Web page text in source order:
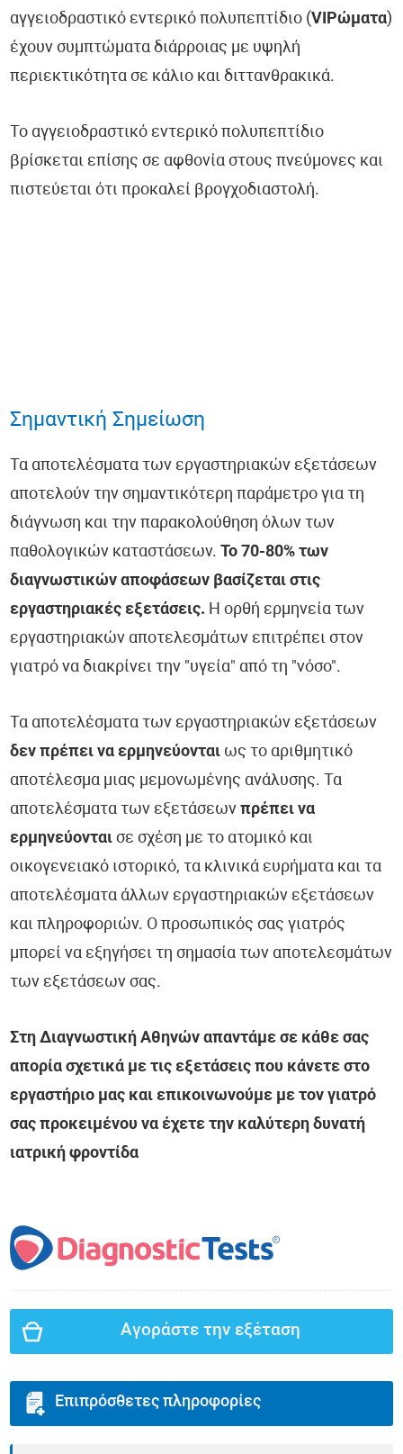
αγγειοδραστικό εντερικό πολυπεπτίδιο (VIPώματα)
έχουν συμπτώματα διάρροιας με υψηλή
περιεκτικότητα σε κάλιο και διττανθρακικά.
Το αγγειοδραστικό εντερικό πολυπεπτίδιο
βρίσκεται επίσης σε αφθονία στους πνεύμονες και
πιστεύεται ότι προκαλεί βρογχοδιαστολή.
Σημαντική Σημείωση
Τα αποτελέσματα των εργαστηριακών εξετάσεων
αποτελούν την σημαντικότερη παράμετρο για τη
διάγνωση και την παρακολούθηση όλων των
παθολογικών καταστάσεων.Το 70-80% των
διαγνωστικών αποφάσεων βασίζεται στις
εργαστηριακές εξετάσεις. Η ορθή ερμηνεία των
εργαστηριακών αποτελεσμάτων επιτρέπει στον
γιατρό να διακρίνει την "υγεία" από τη "νόσο".
Τα αποτελέσματα των εργαστηριακών εξετάσεων
δεν πρέπει να ερμηνεύονται ως το αριθμητικό
αποτέλεσμα μιας μεμονωμένης ανάλυσης. Τα
αποτελέσματα των εξετάσεωνπρέπει να
ερμηνεύονταισε σχέση με το ατομικό και
οικογενειακό ιστορικό, τα κλινικά ευρήματα και τα
αποτελέσματα άλλων εργαστηριακών εξετάσεων
και πληροφοριών. Ο προσωπικός σας γιατρός
μπορεί να εξηγήσει τη σημασία των αποτελεσμάτων
των εξετάσεων σας.
Στη Διαγνωστική Αθηνών απαντάμε σε κάθε σας
απορία σχετικά με τις εξετάσεις που κάνετε στο
εργαστήριο μας και επικοινωνούμε με τον γιατρό
σας προκειμένου να έχετε την καλύτερη δυνατή
ιατρική φροντίδα
Αγοράστε την εξέταση
Επιπρόσθετες πληροφορίες